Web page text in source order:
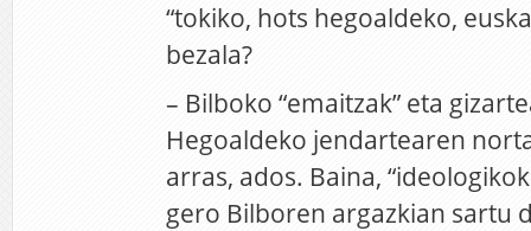
“tokiko, hots hegoaldeko,
bezala?
– Bilboko “emaitzak” eta
Hegoaldeko jendartearen
arras, ados. Baina,
gero Bilboren argazkian sartu